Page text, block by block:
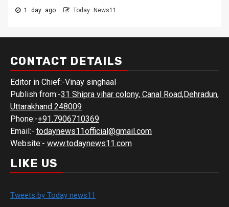
1 day ago Today News11
CONTACT DETAILS
Editor in Chief:-Vinay singhaal
Publish from:-31 Shipra vihar colony, Canal Road,Dehradun,
Uttarakhand 248009
Phone:-+91.7906710369
Email:- todaynews11official@gmail.com
Website:- www.todaynews11.com
LIKE US
Tweets by Today news11